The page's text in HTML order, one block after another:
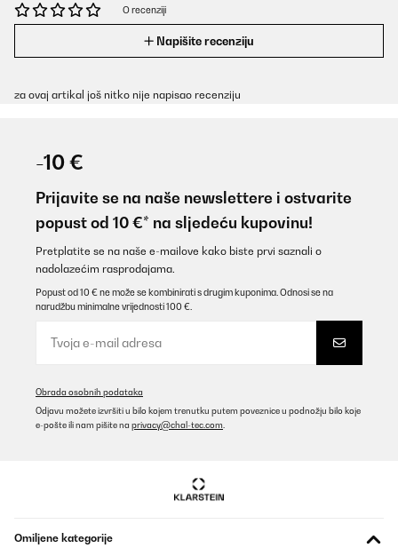
O recenziji
Napišite recenziju
za ovaj artikal još nitko nije napisao recenziju
-10 €
Prijavite se na naše newslettere i ostvarite
popust od 10 €* na sljedeću kupovinu!
Pretplatite se na naše e-mailove kako biste prvi saznali o
nadolazećim rasprodajama.
Popust od 10 € ne može se kombinirati s drugim kuponima. Odnosi se na
narudžbu minimalne vrijednosti 100 €.
Obrada osobnih podataka
Odjavu možete izvršiti u bilo kojem trenutku putem poveznice u podnožju bilo koje
e-pošte ili nam pišite na privacy@chal-tec.com
Omiljene kategorije